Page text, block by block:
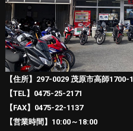
【住所】297-0029 茂原市高師1700-1
【TEL】0475-25-2171
【FAX】0475-22-1137
【営業時間】10:00～18:00